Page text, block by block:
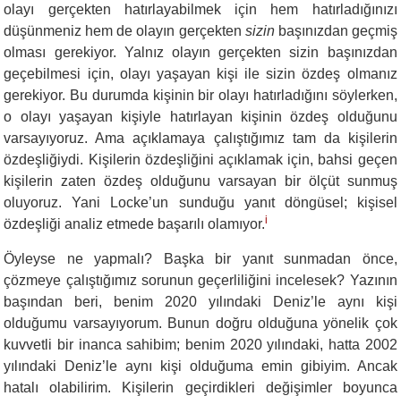
olayı gerçekten hatırlayabilmek için hem hatırladığınızı
düşünmeniz hem de olayın gerçekten sizinbaşınızdan geçmiş
olması gerekiyor. Yalnız olayın gerçekten sizin başınızdan
geçebilmesi için, olayı yaşayan kişi ile sizin özdeş olmanız
gerekiyor. Bu durumda kişinin bir olayı hatırladığını söylerken,
o olayı yaşayan kişiyle hatırlayan kişinin özdeş olduğunu
varsayıyoruz. Ama açıklamaya çalıştığımız tam da kişilerin
özdeşliğiydi. Kişilerin özdeşliğini açıklamak için, bahsi geçen
kişilerin zaten özdeş olduğunu varsayan bir ölçüt sunmuş
oluyoruz. Yani Locke’un sunduğu yanıt döngüsel; kişisel
özdeşliği analiz etmede başarılı olamıyor.i
Öyleyse ne yapmalı? Başka bir yanıt sunmadan önce,
çözmeye çalıştığımız sorunun geçerliliğini incelesek? Yazının
başından beri, benim 2020 yılındaki Deniz’le aynı kişi
olduğumu varsayıyorum. Bunun doğru olduğuna yönelik çok
kuvvetli bir inanca sahibim; benim 2020 yılındaki, hatta 2002
yılındaki Deniz’le aynı kişi olduğuma emin gibiyim. Ancak
hatalı olabilirim. Kişilerin geçirdikleri değişimler boyunca